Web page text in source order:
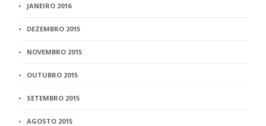
JANEIRO 2016
DEZEMBRO 2015
NOVEMBRO 2015
OUTUBRO 2015
SETEMBRO 2015
AGOSTO 2015